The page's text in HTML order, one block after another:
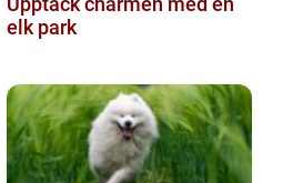
elk park